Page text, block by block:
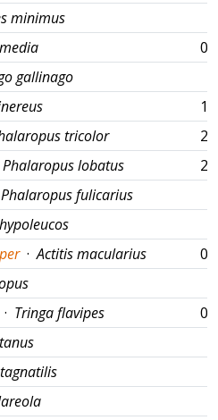
minimus
gallinago
tricolor
Phalaropus lobatus
Phalaropus fulicarius
·Actitis macularius
· Tringa flavipes